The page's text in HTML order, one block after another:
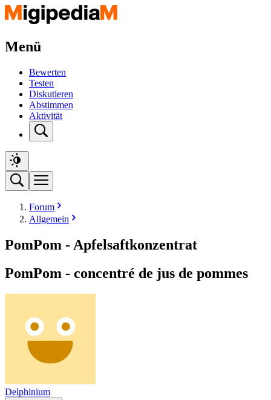
Menü
Bewerten
Testen
Diskutieren
Abstimmen
Aktivität
Forum
Allgemein
PomPom - Apfelsaftkonzentrat
PomPom - concentré de jus de pommes
Delphinium